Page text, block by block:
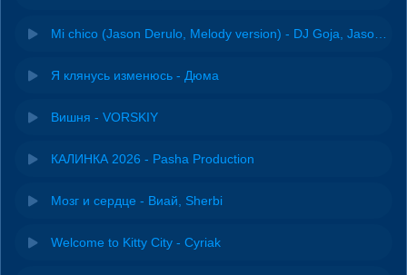
Я клянусь изменюсь - Дюма
Вишня - VORSKIY
КАЛИНКА 2026 - Pasha Production
Мозг и сердце - Виай, Sherbi
Welcome to Kitty City - Cyriak